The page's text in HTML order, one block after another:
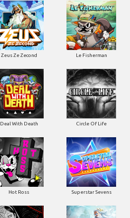
Zeus Ze Zecond Le Fisherman
Deal With Death Circle Of Life
Hot Ross Superstar Sevens